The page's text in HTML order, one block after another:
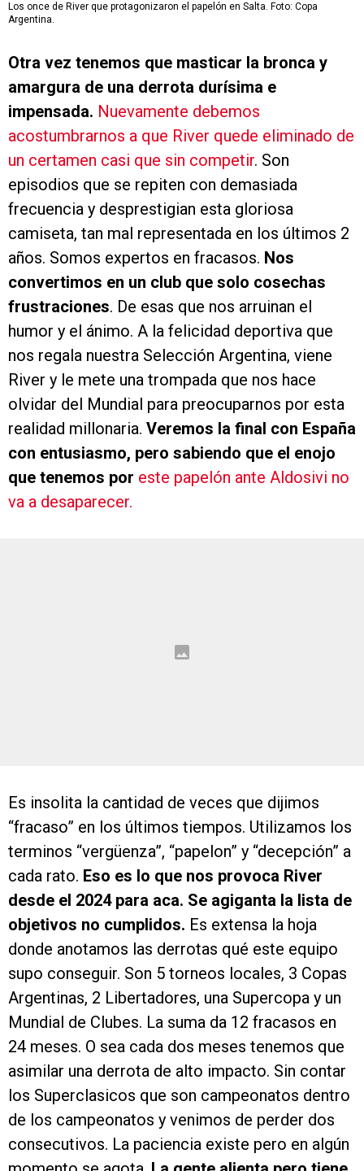
Los once de River que protagonizaron el papelón en Salta. Foto: Copa
Argentina.
Otra vez tenemos que masticar la bronca y
amargura de una derrota durísima e
impensada. Nuevamente debemos
acostumbrarnos a que River quede eliminado de
un certamen casi que sin competir. Son
episodios que se repiten con demasiada
frecuencia y desprestigian esta gloriosa
camiseta, tan mal representada en los últimos 2
años. Somos expertos en fracasos. Nos
convertimos en un club que solo cosechas
frustraciones. De esas que nos arruinan el
humor y el ánimo. A la felicidad deportiva que
nos regala nuestra Selección Argentina, viene
River y le mete una trompada que nos hace
olvidar del Mundial para preocuparnos por esta
realidad millonaria. Veremos la final con España
con entusiasmo, pero sabiendo que el enojo
que tenemos por este papelón ante Aldosivi no
va a desaparecer.
Es insolita la cantidad de veces que dijimos
“fracaso” en los últimos tiempos. Utilizamos los
terminos “vergüenza”, “papelon” y “decepción” a
cada rato. Eso es lo que nos provoca River
desde el 2024 para aca. Se agiganta la lista de
objetivos no cumplidos. Es extensa la hoja
donde anotamos las derrotas qué este equipo
supo conseguir. Son 5 torneos locales, 3 Copas
Argentinas, 2 Libertadores, una Supercopa y un
Mundial de Clubes. La suma da 12 fracasos en
24 meses. O sea cada dos meses tenemos que
asimilar una derrota de alto impacto. Sin contar
los Superclasicos que son campeonatos dentro
de los campeonatos y venimos de perder dos
consecutivos. La paciencia existe pero en algún